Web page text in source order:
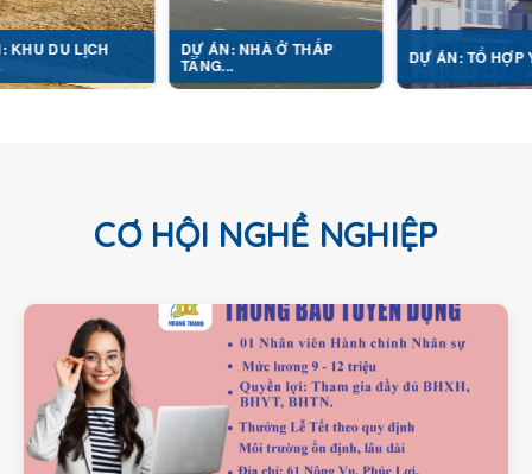
DỰ ÁN: NHÀ Ở THẤP
TẦNG... DỰ ÁN: TỔ HỢP Y TẾ...
CƠ HỘI NGHỀ NGHIỆP